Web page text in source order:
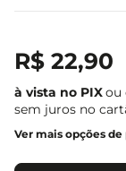
R$ 22,90
ou
sem juros no
Ver mais opções